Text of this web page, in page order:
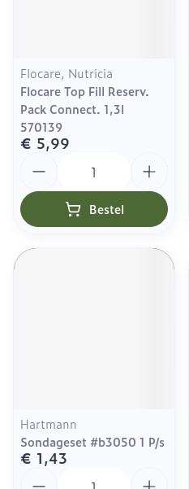
Flocare, Nutricia
Flocare Top Fill Reserv.
Pack Connect. 1,3l
570139
€ 5,99
Bestel
Hartmann
Sondageset #b3050 1 P/s
€ 1,43